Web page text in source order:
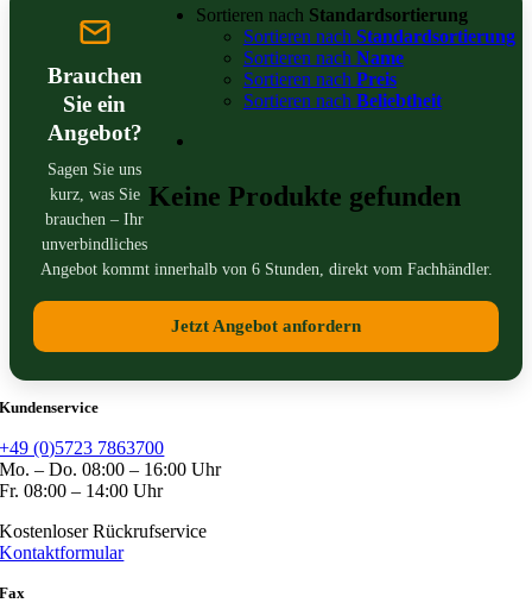
Sortieren nach Standardsortierung
Sortieren nach Standardsortierung
Sortieren nach Name
Sortieren nach Preis
Sortieren nach Beliebtheit
Keine Produkte gefunden
Brauchen
Sie ein
Angebot?
Sagen Sie uns
kurz, was Sie
brauchen – Ihr
unverbindliches
Angebot kommt innerhalb von 6 Stunden, direkt vom Fachhändler.
Jetzt Angebot anfordern
Kundenservice
+49 (0)5723 7863700
Mo. – Do. 08:00 – 16:00 Uhr
Fr. 08:00 – 14:00 Uhr
Kostenloser Rückrufservice
Kontaktformular
Fax